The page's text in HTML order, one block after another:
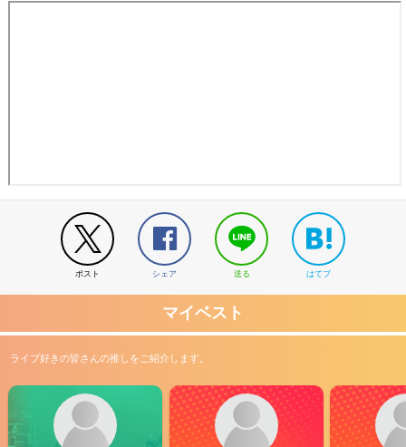
ポスト シェア 送る はてブ
マイベスト
ライブ好きの皆さんの推しをご紹介します。